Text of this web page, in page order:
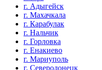
г. Адыгейск
г. Махачкала
г. Карабулак
г. Нальчик
г. Горловка
г. Енакиево
г. Мариуполь
г. Северодонецк